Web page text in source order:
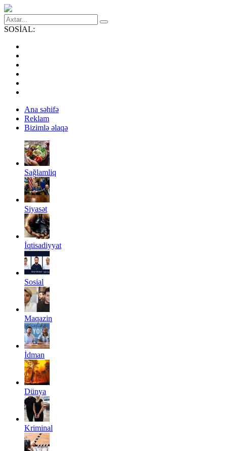
SOSİAL:
Ana səhifə
Reklam
Bizimlə əlaqə
Sağlamliq
Siyasət
İqtisadiyyat
Sosial
Maqazin
İdman
Dünya
Kriminal